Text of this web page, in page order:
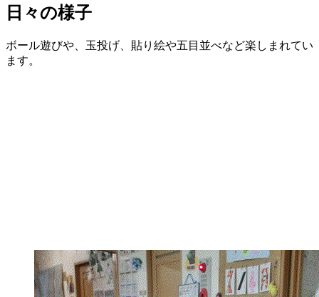
日々の様子
ボール遊びや、玉投げ、貼り絵や五目並べなど楽しまれてい
ます。